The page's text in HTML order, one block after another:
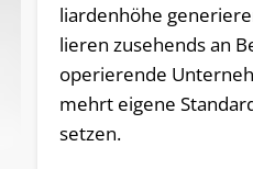
li­ar­den­hö­he
lie­ren zu­se­hends an
ope­rie­ren­de
mehrt ei­ge­ne
set­zen.